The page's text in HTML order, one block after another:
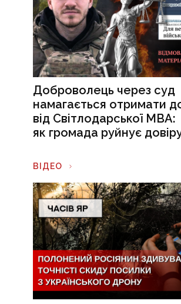
Доброволець через суд
намагається отримати
від Світлодарської МВА:
як громада руйнує
ВІДЕО